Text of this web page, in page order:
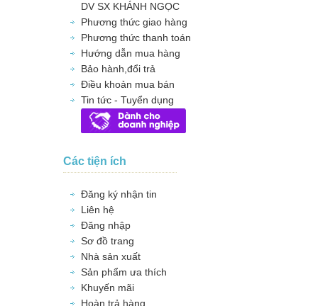
DV SX KHÁNH NGỌC
Phương thức giao hàng
Phương thức thanh toán
Hướng dẫn mua hàng
Bảo hành,đổi trả
Điều khoản mua bán
Tin tức - Tuyển dụng
Các tiện ích
Đăng ký nhận tin
Liên hệ
Đăng nhập
Sơ đồ trang
Nhà sản xuất
Sản phẩm ưa thích
Khuyến mãi
Hoàn trả hàng